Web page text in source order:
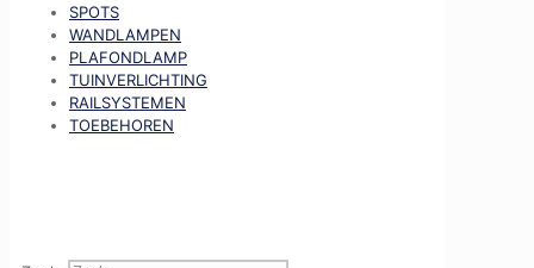
SPOTS
WANDLAMPEN
PLAFONDLAMP
TUINVERLICHTING
RAILSYSTEMEN
TOEBEHOREN